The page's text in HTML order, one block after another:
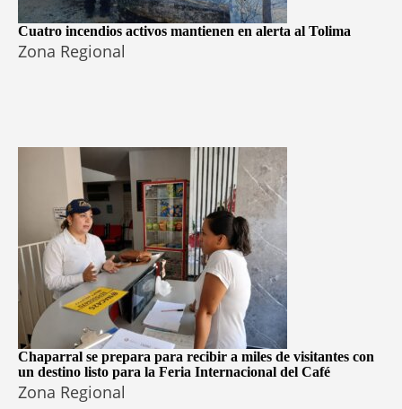
Cuatro incendios activos mantienen en alerta al Tolima
Zona Regional
Chaparral se prepara para recibir a miles de visitantes con
un destino listo para la Feria Internacional del Café
Zona Regional